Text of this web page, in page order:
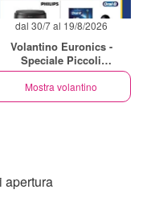
dal 30/7 al 19/8/2026
Volantino Euronics -
Speciale Piccoli
Elettrodomestici
Mostra volantino
apertura